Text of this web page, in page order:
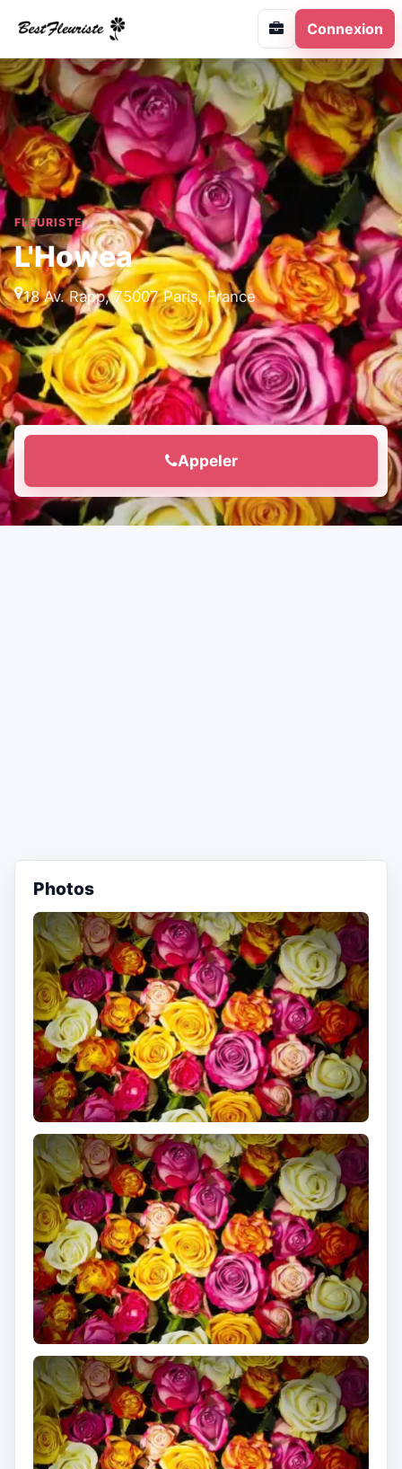
Connexion
FLEURISTE
L'Howea
18 Av. Rapp, 75007 Paris, France
Appeler
Photos